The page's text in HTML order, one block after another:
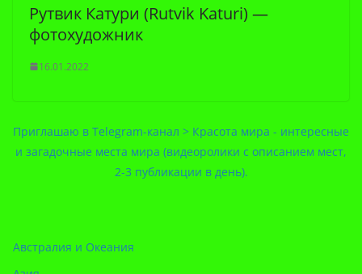
Рутвик Катури (Rutvik Katuri) —
фотохудожник
16.01.2022
Приглашаю в Telegram-канал > Красота мира - интересные
и загадочные места мира (видеоролики с описанием мест,
2-3 публикации в день).
Австралия и Океания